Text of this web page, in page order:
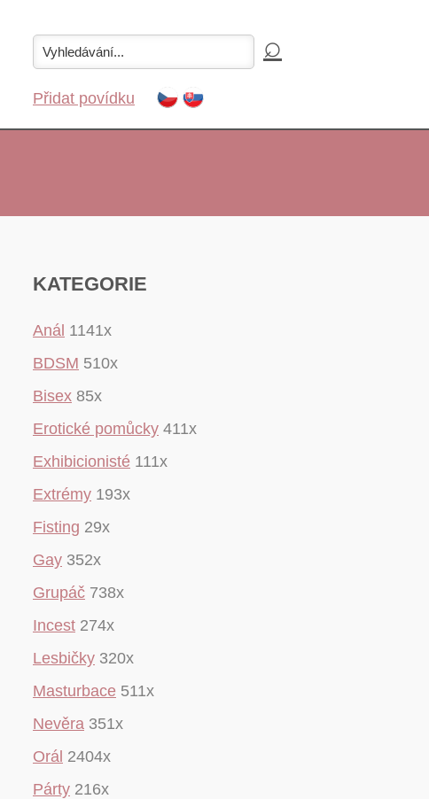
Přidat povídku
KATEGORIE
Anál 1141x
BDSM 510x
Bisex 85x
Erotické pomůcky 411x
Exhibicionisté 111x
Extrémy 193x
Fisting 29x
Gay 352x
Grupáč 738x
Incest 274x
Lesbičky 320x
Masturbace 511x
Nevěra 351x
Orál 2404x
Párty 216x